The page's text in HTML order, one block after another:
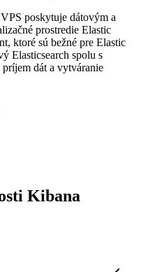
poskytuje dátovým a
prostredie Elastic
ktoré sú bežné pre Elastic
Elasticsearch spolu s
dát a vytváranie
Kibana